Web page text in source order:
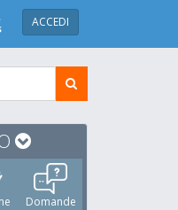
ACCEDI
Domande